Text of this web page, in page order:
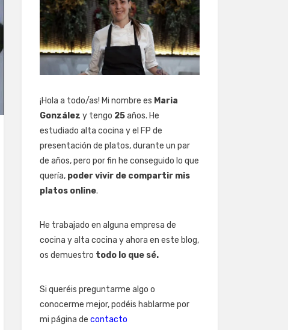
¡Hola a todo/as! Mi nombre es Maria
González y tengo 25años. He
estudiado alta cocina y el FP de
presentación de platos, durante un par
de años, pero por fin he conseguido lo que
quería, poder vivir de compartir mis
platos online.
He trabajado en alguna empresa de
cocina y alta cocina y ahora en este blog,
os demuestro todo lo que sé.
Si queréis preguntarme algo o
conocerme mejor, podéis hablarme por
mi página de contacto